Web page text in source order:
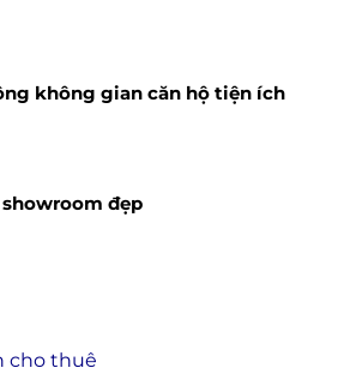
không gian căn hộ tiện ích
đẹp
cho thuê